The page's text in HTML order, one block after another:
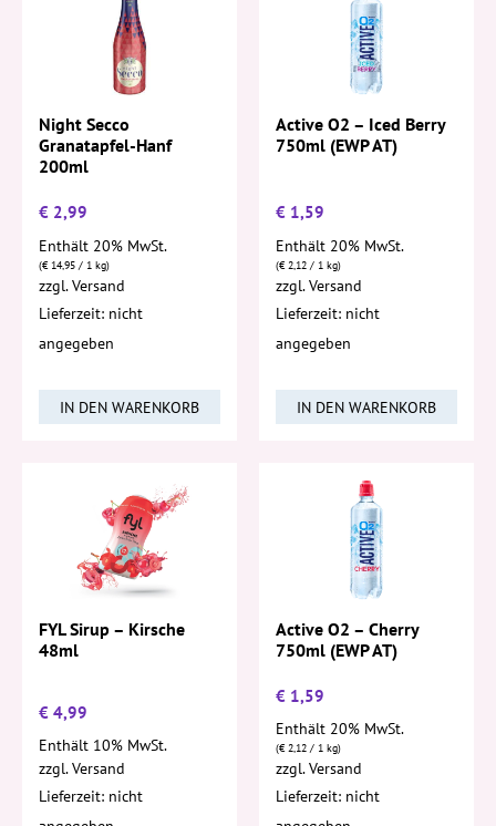
Night Secco
Granatapfel-Hanf
200ml
€ 2,99
Enthält 20% MwSt.
(€14,95 / 1 kg)
zzgl.Versand
Lieferzeit: nicht
angegeben
IN DEN WARENKORB
Active O2 – Iced Berry
750ml (EWP AT)
€ 1,59
Enthält 20% MwSt.
(€2,12 / 1 kg)
zzgl.Versand
Lieferzeit: nicht
angegeben
IN DEN WARENKORB
FYL Sirup – Kirsche
48ml
€ 4,99
Enthält 10% MwSt.
zzgl.Versand
Lieferzeit: nicht
Active O2 – Cherry
750ml (EWP AT)
€ 1,59
Enthält 20% MwSt.
(€2,12 / 1 kg)
zzgl.Versand
Lieferzeit: nicht